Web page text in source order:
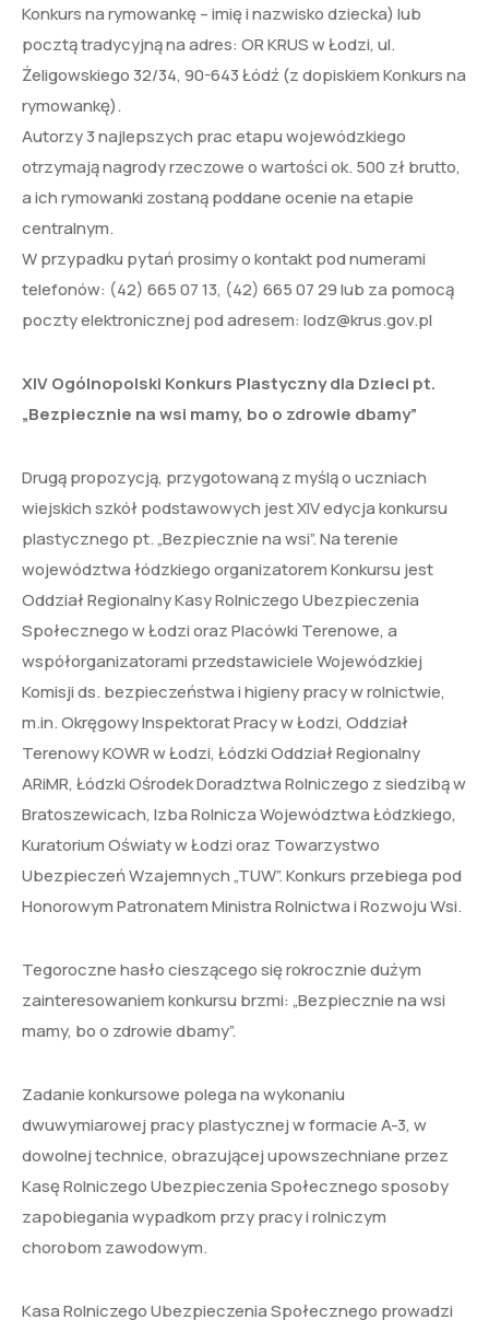
Konkurs na rymowankę – imię i nazwisko dziecka) lub
pocztą tradycyjną na adres: OR KRUS w Łodzi, ul.
Żeligowskiego 32/34, 90-643 Łódź (z dopiskiem Konkurs na
rymowankę).
Autorzy 3 najlepszych prac etapu wojewódzkiego
otrzymają nagrody rzeczowe o wartości ok. 500 zł brutto,
a ich rymowanki zostaną poddane ocenie na etapie
centralnym.
W przypadku pytań prosimy o kontakt pod numerami
telefonów: (42) 665 07 13, (42) 665 07 29 lub za pomocą
poczty elektronicznej pod adresem: lodz@krus.gov.pl
XIV Ogólnopolski Konkurs Plastyczny dla Dzieci pt.
„Bezpiecznie na wsi mamy, bo o zdrowie dbamy”
Drugą propozycją, przygotowaną z myślą o uczniach
wiejskich szkół podstawowych jest XIV edycja konkursu
plastycznego pt. „Bezpiecznie na wsi”. Na terenie
województwa łódzkiego organizatorem Konkursu jest
Oddział Regionalny Kasy Rolniczego Ubezpieczenia
Społecznego w Łodzi oraz Placówki Terenowe, a
współorganizatorami przedstawiciele Wojewódzkiej
Komisji ds. bezpieczeństwa i higieny pracy w rolnictwie,
m.in. Okręgowy Inspektorat Pracy w Łodzi, Oddział
Terenowy KOWR w Łodzi, Łódzki Oddział Regionalny
ARiMR, Łódzki Ośrodek Doradztwa Rolniczego z siedzibą w
Bratoszewicach, Izba Rolnicza Województwa Łódzkiego,
Kuratorium Oświaty w Łodzi oraz Towarzystwo
Ubezpieczeń Wzajemnych „TUW”. Konkurs przebiega pod
Honorowym Patronatem Ministra Rolnictwa i Rozwoju Wsi.
Tegoroczne hasło cieszącego się rokrocznie dużym
zainteresowaniem konkursu brzmi: „Bezpiecznie na wsi
mamy, bo o zdrowie dbamy”.
Zadanie konkursowe polega na wykonaniu
dwuwymiarowej pracy plastycznej w formacie A-3, w
dowolnej technice, obrazującej upowszechniane przez
Kasę Rolniczego Ubezpieczenia Społecznego sposoby
zapobiegania wypadkom przy pracy i rolniczym
chorobom zawodowym.
Kasa Rolniczego Ubezpieczenia Społecznego prowadzi